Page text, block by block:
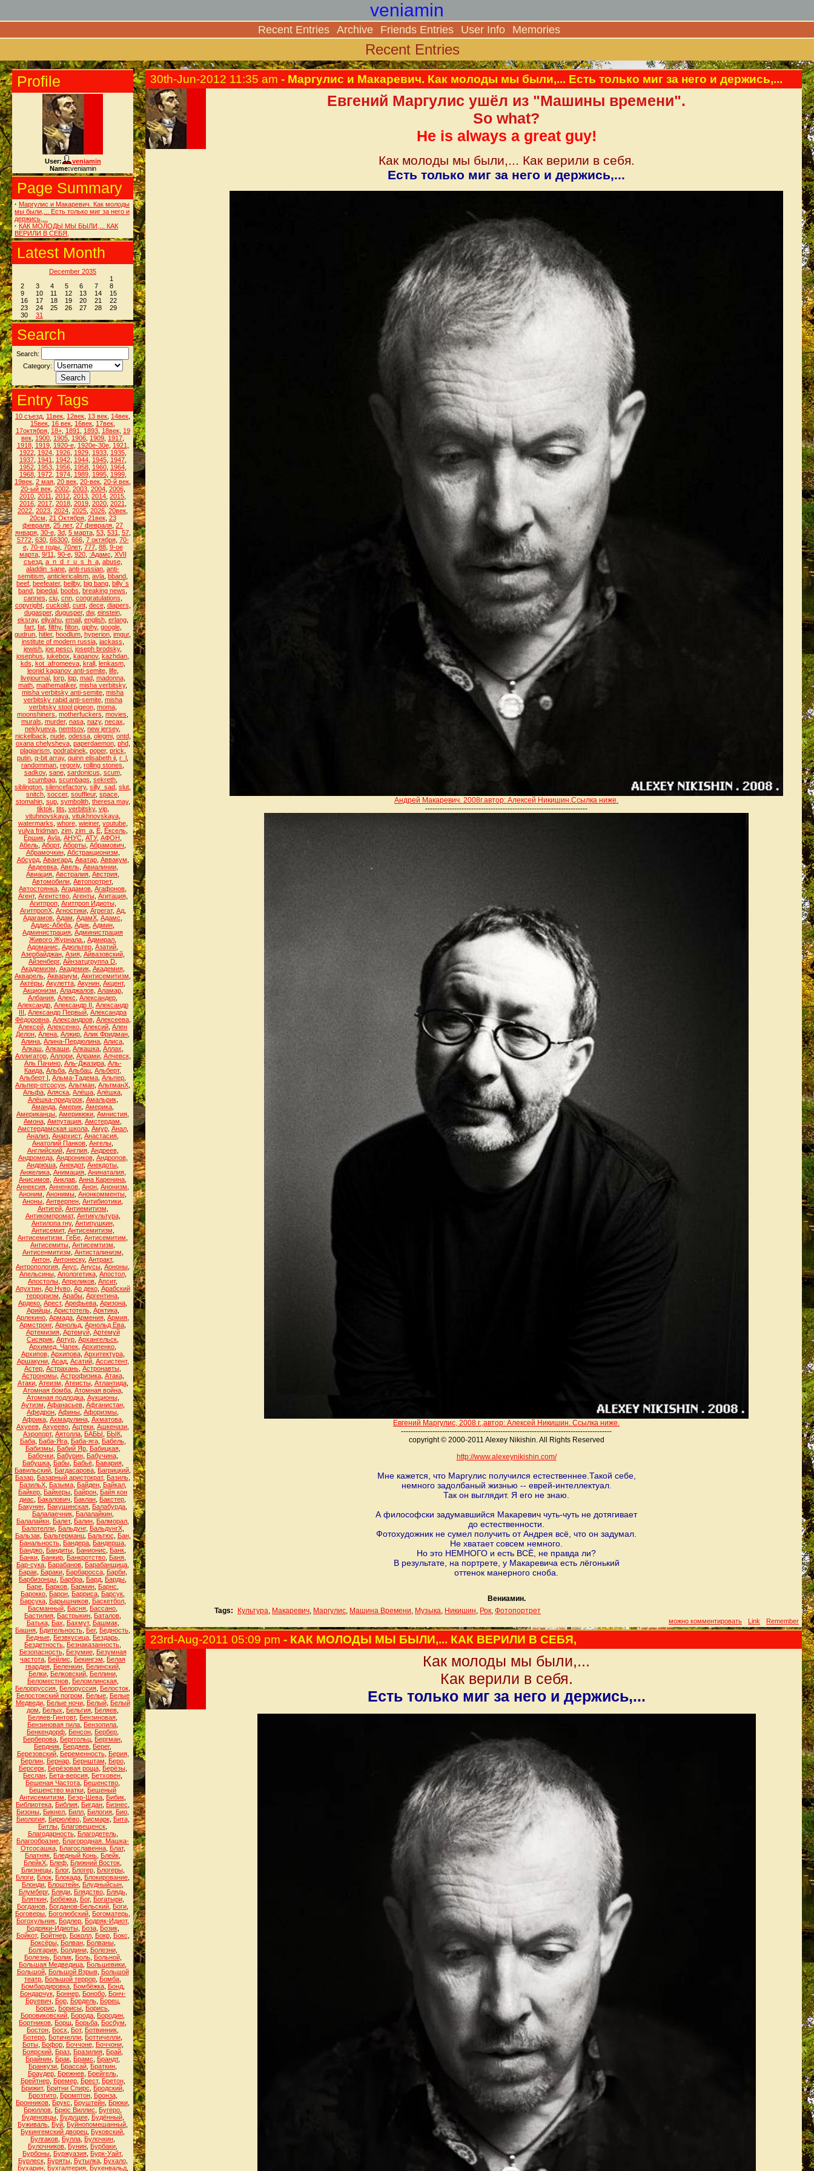
veniamin
Recent Entries Archive Friends Entries User Info Memories
Recent Entries
Profile
User:
veniamin
Name:veniamin
Page Summary
· Маргулис и Макаревич. Как молоды
мы были,... Есть только миг за него и
держись,...
· КАК МОЛОДЫ МЫ БЫЛИ,... КАК
ВЕРИЛИ В СЕБЯ,
Latest Month
December 2035
1
2
3 4 5 6 7
8
9
10 11 12 13 14
15
16
17 18 19 20 21
22
23
24 25 26 27 28
29
30
31
Search
Search:
Category:
Entry Tags
10 съезд 11век 12век 13 век 14век
15век 16 век 16век 17век
17октября, 18+, 1891 1893, 18век, 19
век 1900 1905 1906 1909 1917
1918, 1919, 1920-е, 1920е-30е, 1921
1922, 1924, 1926, 1929, 1933, 1935,
1937, 1941 1942, 1944, 1945, 1947,
1952, 1953, 1956, 1958, 1960, 1964,
1968, 1972, 1974, 1989, 1995, 1999,
19век 2 мая 20 век 20-век 20-й век
20-ый век, 2002, 2003, 2004, 2006,
2010 2011 2012 2013 2014 2015
2016, 2017, 2018, 2019, 2020, 2021
2022 2023 2024 2025 2026 20век
20см 21 Октября, 21век, 23
февраля 25 лет, 27 февраля 27
января, 30-е, 3d, 5 марта, 53, 531 57,
5772, 630, 66300, 666, 7 октября, 70-
е, 70-е годы, 70лет, 777, 88, 9-ое
марта, 9/11 90-е, 920, :Адамс XVII
съезд, a_n_d_r_u_s_h_a, abuse,
aladdin_sane anti-russian anti-
semitism anticlericalism avla bband
beef beefeater, beilby, big bang billy`s
band bipedal boobs breaking news
cannes ciu, cnn, congratulations
copyright, cuckold, cunt, dece, diapers
dugasper, dugusper, dw, einstein,
eksray, eliyahu, email, english, erlang,
fart, fat, filthy, filton, giphy, google,
gudrun hitler, hoodlum hyperion imgur,
institute of modern russia, jackass
jewish joe pesci joseph brodsky,
josephus jukebox kaganov, kazhdan
kds kot_afromeeva, krall, lenkasm,
leonid kaganov anti-semite, life,
livejournal, lorp, lqp, mad, madonna,
math mathematiker, misha verbitsky,
misha verbitsky anti-semite misha
verbitsky rabid anti-semite, misha
verbitsky stool pigeon, moma,
moonshiners motherfuckers movies
murals murder, nasa, nazy, necax
neklyueva nemtsov, new jersey,
nickelback nude, odessa, olegmi, ontd,
oxana chelysheva, paperdaemon, phd,
plagiarism, podrabinek poper, prick
putin q-bit array, quinn elisabeth ii r_l
randomman regoriy, rolling stones
sadkov, sane, sardonicus scum,
scumbag scumbags sekreth
siblington silencefactory, silly_sad slut
snitch soccer, souffleur, space
stomahin, sup, symbolith, theresa may,
tiktok tits verbitsky, vip,
vituhnovskaya, vitukhnovskaya,
watermarks whore, wieiner, youtube,
yulya fridman, zim, zim_a, Ё, Ёксель,
Ёршик Аvla АНУС АТУ, АФОН
Абель Аборт, Аборты Абрамович
Абрамочкин, Абстракционизм
Абсурд, Авангард, Аватар, Аввакум
Авдеевка, Авель, Авиалинии,
Авиация Австралия Австрия
Автомобили Автопортрет,
Автостоянка Агадамов Агафонов
Агент, Агентство, Агенты, Агитация,
Агитпроп, Агитпроп Идиоты,
АгитпропХ, Агностики, Агрегат, Ад,
Адагамов Адам АдамХ Адамс
Аддис-Абеба Адик Админ
Администрация Администрация
Живого Журнала.
Адмирал
Адоманис Адюльтер Азатий
Азербайджан, Азия, Айвазовский,
Айзенберг, Айнзатцгруппа D
Академизм Академик, Академия,
Акварель Аквариум Акнтисемитизм
Актёры Акулетта Акунин Акцент,
Акционизм Аладжалов, Аламар,
Албания Алекс Александер
Александр, Александр II Александр
III Александр Первый Александра
Фёдоровна, Александров, Алексеева,
Алексей Алексенко Алексий Ален
Делон Алена Алжир Алик Фридман
Алина Алина-Пердюлина Алиса
Алкаш Алкаши Алкашка Аллах
Аллигатор, Аллори, Алрами, Алчевск,
Аль Пачино, Аль-Джазира, Аль-
Каида Альба Альбац Альберт,
Альберт I Альма-Тадема Альпер
Альпер-отсосун Альтман АльтманХ
Альфа Аляска Алёша Алёшка
Алёшка-придурок, Амальрик,
Аманда Америк Америка
Американцы Америкюки Амнистия
Амона Ампутация Амстердам
Амстердамская школа, Амур, Анал,
Анализ Анархист, Анастасия
Анатолий Панков Ангелы
Английский, Англия, Андреев,
Андромеда, Андроников, Андропов,
Андрюша Анекдот, Анекдоты
Анжелика, Анимация, Анинаталия,
Анисимов Анклав Анна Каренина
Аннексия Анненков Анон Анонизм
Аноним Анонимы Анонкомменты
Аноны Антверпен Антибиотики
Антигей, Антиемитизм
Антикомпромат, Антикультура,
Антилопа гну, Антипушкин,
Антисемит, Антисемитизм
Антисемитизм. ГеБе Антисемитим
Антисемиты Антисемтизм
Антисенмитизм Антисталинизм
Антон Антонеску, Антракт,
Антропология Анус Анусы Аононы
Апельсины, Апологетика, Апостол,
Апостолы Апреликов Апсит,
Апухтин, Ар Нуво, Ар деко, Арабский
терроризм Арабы Аргентина
Ардеко Арест, Арефьева Аризона
Арийцы, Аристотель, Арктика,
Арлекино Армада Армения Армия
Армстронг, Арнольд Арнольд Ева
Артемизия, Артемуй, Артемуй
Сисярик Артур Архангельск
Архимед. Чапек Архипенко
Архипов, Архипова, Архитектура,
Аршакуни, Асад, Асатий, Ассистент,
Астер Астрахань Астронавты
Астрономы, Астрофизика, Атака,
Атаки, Атеизм Атеисты, Атлантида,
Атомная бомба, Атомная война,
Атомная подлодка, Аукционы,
Аутизм Афанасьев, Афганистан,
Афедрон Афины Афоризмы
Африка, Ахмадулина, Ахматова,
Ахуеев Ахуеево Ацтеки Ашкенази
Аэропорт, Аятолла БАБЫ БЫК
Баба, Баба-Яга, Баба-яга, Бабель,
Бабизмы, Бабий Яр, Бабицкая,
Бабочки, Бабурин, Бабучина,
Бабушка, Бабы, Бабьё, Бавария,
Бавильский Багдасарова Багрицкий
Базар Базарный аристократ, Базиль
БазильХ, Базыма, Байден, Байкал,
Байкер Байкеры Байрон Байя кон
диас
Бакалович Баклан Бакстер
Бакунин Бакушинская Балабурда
Балалаечник, Балалайкин,
Балалайкн Балет, Балин Балморал
Балотелли, Бальдунг, БальдунгХ,
Бальзак, Бальтерманц, Бальтюс Бан,
Банальность Бандера Бандерша
Банджо Бандиты Банионис Банк
Банки Банкир Банкротство Баня
Бар-сука Барабанов Барабанщица
Барак, Бараки, Барбаросса, Барби,
Барбизонцы Барбра Бард Барды
Баре Барков Бармин Барнс
Барокко Барон Барриса Барсук
Барсука, Барышников, Баскетбол,
Басманный Басня Бассано
Бастилия Бастрыкин Баталов
Батька, Бах Бахмут, Башмак,
Башня Бдительность Бег, Бедность
Бедные, Безвкусица, Бездарь,
Бездетность Безнаказанность
Безопасность, Безумие, Безумная
частота Бейлис Бекингэм
Белая
гвардия, Беленкин, Белинский,
Белки, Белковский, Беллини,
Беломестнов, Беломлинская,
Белорруссия Белоруссия Белосток
Белостокский погром
Белые, Белые
Медведи, Белые ночи, Белый, Белый
дом
Белых Бельгия Беляев
Беляев-Гинтовт, Бензиновая
Бензиновая пила Бензопила
Бенкендорф Бенсон Бербер
Берберова Берггольц Бергман
Бердник Бердяев Берег,
Березовский, Беременность, Берия,
Берлин, Бернар, Бернштам Беро,
Берсерк, Берёзовая роща, Берёзы,
Беслан Бета-версия Бетховен
Бешеная Частота Бешенство
Бешенство матки Бешеный
Антисемитизм
Беэр-Шева Бибик
Библиотека Библия Бигдан Бизнес
Бизоны Бикнел Билл Билогия Био
Биология, Бирюлёво, Бисмарк, Бита,
Битлы Благовещенск
Благодарность, Благодетель,
Благообразие Благородная. Машка-
Отсосашка, Благославенна, Блат,
Блатняк Бледный Конь Блейк
БлейкХ Блеф Ближний Восток
Близнецы, Блог, Блогер, Блогеры,
Блоги Блок Блокада Блокирование
Блонди Блоштейн Блудныйсын
Блумберг, Бляди, Блядство, Блядь,
Бляткин, Бобёжка, Бог, Богатыри,
Богданов Богданов-Бельский Боги
Боговеры Боголюбский Богоматерь
Богохульник Бодлер Бодряк-Идиот,
Бодряки-Идиоты, Боза, Бозик,
Бойкот, Бойтнер, Боколл, Бокр, Бокс
Боксёры, Болван, Болваны,
Болгария, Болдини, Болезни,
Болезнь, Болик, Боль, Больной,
Большая Медведица Большевики
Большой, Большой Взрыв, Большой
театр Большой террор Бомба
Бомбардировка, Бомбёжка, Бонд,
Бондарчук, Боннер, Бонобо, Бонч-
Бруевич
Бор, Бордель, Борец,
Борис
Борисы Борись
Боровиковский Борода Бородин
Бортников Борщ Борьба Босбум
Бостон Босх Бот, Ботвинник
Ботеро Ботичелли Боттичелли
Боты, Бофор, Боччоне, Боччони,
Боярский Браз Бразилия Брай
Брайнин Брак Брамс Брандт,
Бранкузи Брассай Браткин
Браудер, Брежнев, Брейгель,
Брейтнер, Бремер, Брест, Бретон,
Брижит, Бритни Спирс Бродский
Брозтито, Бромптон, Бронза,
Бронников Брукс Бруштейн Брюки
Брюллов Брюс Виллис Бугеро
Буденовцы, Будущее, Будённый,
Буживаль Буй Буйнопомешанный
Букингемский дворец Буковский
Булгаков Булла Булочкин
Булочников Бунин Бурбаки
Бурбоны Буржуазия Бурк-Уайт,
Бурлеск, Буряты, Бутылка, Бухало,
Бухарин, Бухгалтерия, Бухенвальд,
30th-Jun-2012 11:35 am - Маргулис и Макаревич. Как молоды мы были,... Есть только миг за него и держись,...
Евгений Маргулис ушёл из "Машины времени".
So what?
He is always a great guy!
Как молоды мы были,... Как верили в себя.
Есть только миг за него и держись,...
Андрей Макаревич. 2008г.автор: Алексей Никишин.Ссылка ниже.
-------------------------------------------------------------------
Евгений Маргулис, 2008 г.,автор: Алексей Никишин. Ссылка ниже.
---------------------------------------------------------------------------------------
copyright © 2000-2011 Alexey Nikishin. All Rights Reserved
http://www.alexeynikishin.com/
Мне кажется, что Маргулис получился естественнее.Такой себе,
немного задолбаный жизнью -- еврей-интеллектуал.
Так он выглядит. Я его не знаю.
А философски задумавшийся Макаревич чуть-чуть не дотягивает
до естественности.
Фотохудожник не сумел получить от Андрея всё, что он задумал.
Не хватает совсем немного.
Но это НЕМНОГО и есть ВСЁ, не правда ли?
В результате, на портрете, у Макаревича есть лёгонький
оттенок манерного сноба.
Вениамин.
Tags:
Культура, Макаревич, Маргулис, Машина Времени, Музыка, Никишин, Рок, Фотопортрет
можно комментировать Link Remember
23rd-Aug-2011 05:09 pm - КАК МОЛОДЫ МЫ БЫЛИ,... КАК ВЕРИЛИ В СЕБЯ,
Как молоды мы были,...
Как верили в себя.
Есть только миг за него и держись,...